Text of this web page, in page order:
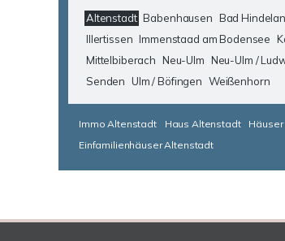
Altenstadt Babenhausen Bad
Illertissen Immenstaad am Bodensee
Mittelbiberach Neu-Ulm Neu-Ulm /
Senden Ulm / Böfingen Weißenhorn
Immo Altenstadt Haus Altenstadt
Einfamilienhäuser Altenstadt